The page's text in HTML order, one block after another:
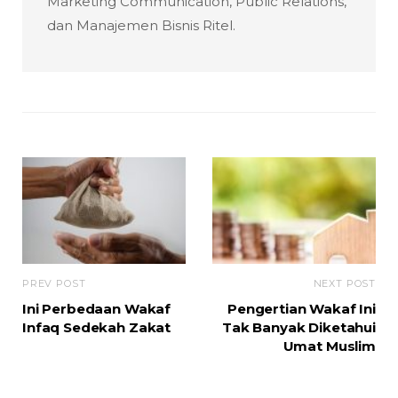
dan Manajemen Bisnis Ritel.
PREV POST
Ini Perbedaan Wakaf
Infaq Sedekah Zakat
NEXT POST
Pengertian Wakaf Ini
Tak Banyak Diketahui
Umat Muslim